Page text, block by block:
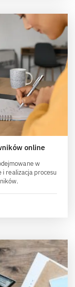
online
w
i realizacja procesu